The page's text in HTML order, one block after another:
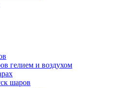
гелием и воздухом
шаров